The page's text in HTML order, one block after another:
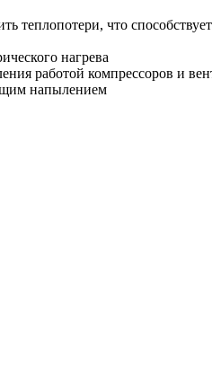
теплопотери, что
нагрева
работой компрессоров и
напылением